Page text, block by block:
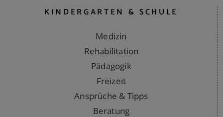
KINDERGARTEN & SCHULE
Medizin
Rehabilitation
Pädagogik
Freizeit
Ansprüche & Tipps
Beratung